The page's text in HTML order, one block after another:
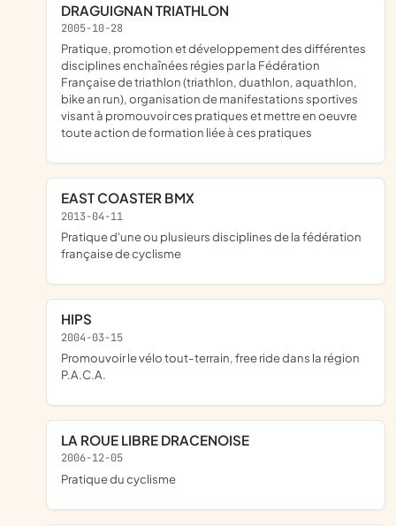
DRAGUIGNAN TRIATHLON
2005-10-28
pratique, promotion et développement des différentes
disciplines enchaînées régies par la Fédération
Française de triathlon (triathlon, duathlon, aquathlon,
bike an run), organisation de manifestations sportives
visant à promouvoir ces pratiques et mettre en oeuvre
toute action de formation liée à ces pratiques
EAST COASTER BMX
2013-04-11
pratique d'une ou plusieurs disciplines de la fédération
française de cyclisme
HIPS
2004-03-15
Promouvoir le vélo tout-terrain, free ride dans la région
P.A.C.A.
LA ROUE LIBRE DRACENOISE
2006-12-05
Pratique du cyclisme